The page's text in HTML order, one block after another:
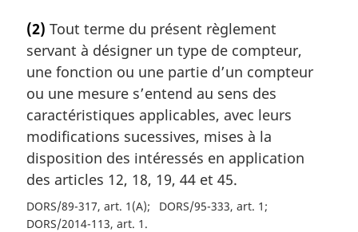
(2) Tout terme du présent règlement
servant à désigner un type de compteur,
une fonction ou une partie d’un compteur
ou une mesure s’entend au sens des
caractéristiques applicables, avec leurs
modifications sucessives, mises à la
disposition des intéressés en application
des articles 12, 18, 19, 44 et 45.
DORS/89-317, art. 1(A)
DORS/95-333, art. 1
DORS/2014-113, art. 1